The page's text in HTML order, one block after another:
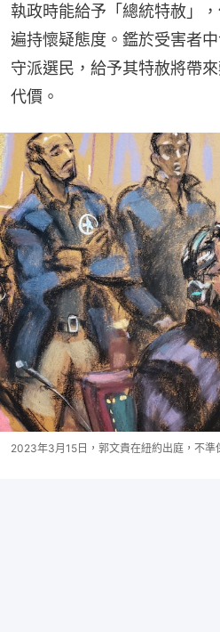
執政時能給予「總統特赦」
遍持懷疑態度。鑑於受害者
守派選民，給予其特赦將帶
代價。
2023年3月15日，郭文貴在紐約出庭，不準